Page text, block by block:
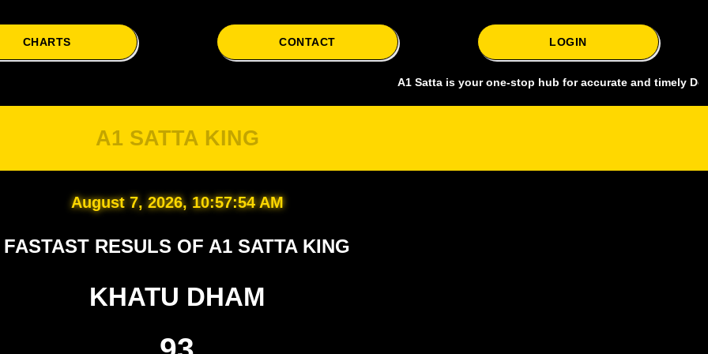
CHARTS CONTACT LOGIN
A1 Satta is your one-stop hub for accurate and timely Delhi
A1 SATTA KING
August 7, 2026, 10:57:55 AM
FASTAST RESULS OF A1 SATTA KING
KHATU DHAM